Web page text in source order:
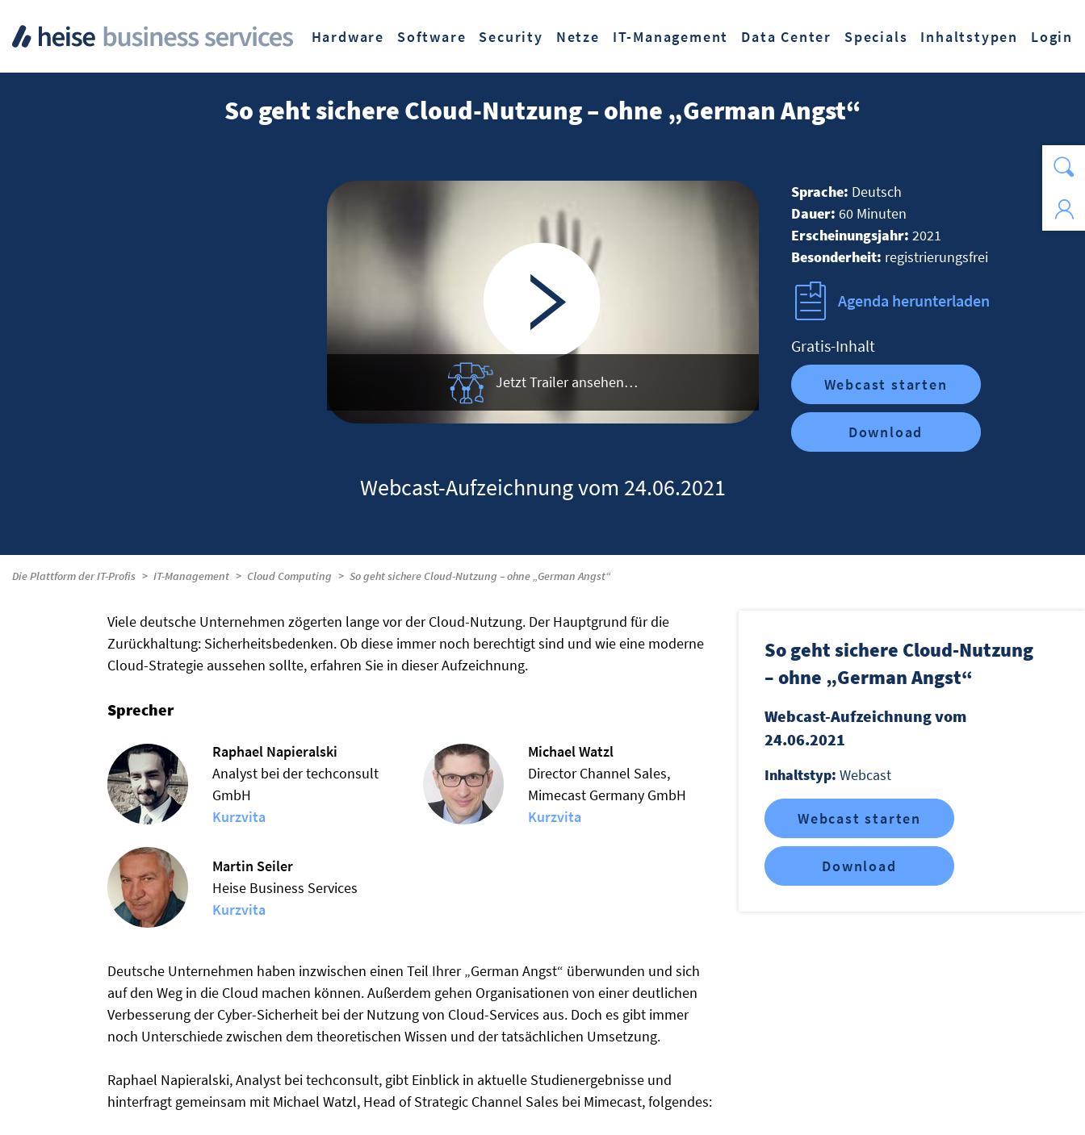
Hardware
Software Security Netze IT-Management Data Center Specials Inhaltstypen Login
So geht sichere Cloud-Nutzung – ohne „German Angst“
Jetzt Trailer ansehen…
Webcast-Aufzeichnung vom 24.06.2021
Sprache: Deutsch
Dauer: 60 Minuten
Erscheinungsjahr: 2021
Besonderheit: registrierungsfrei
Agenda herunterladen
Gratis-Inhalt
Webcast starten
Download
Die Plattform der IT-Profis IT-Management Cloud Computing So geht sichere Cloud-Nutzung – ohne „German Angst“
Viele deutsche Unternehmen zögerten lange vor der Cloud-Nutzung. Der Hauptgrund für die
Zurückhaltung: Sicherheitsbedenken. Ob diese immer noch berechtigt sind und wie eine moderne
Cloud-Strategie aussehen sollte, erfahren Sie in dieser Aufzeichnung.
Sprecher
Raphael Napieralski
Analyst bei der techconsult
GmbH
Kurzvita
Michael Watzl
Director Channel Sales,
Mimecast Germany GmbH
Kurzvita
Martin Seiler
Heise Business Services
Kurzvita
Deutsche Unternehmen haben inzwischen einen Teil Ihrer „German Angst“ überwunden und sich
auf den Weg in die Cloud machen können. Außerdem gehen Organisationen von einer deutlichen
Verbesserung der Cyber-Sicherheit bei der Nutzung von Cloud-Services aus. Doch es gibt immer
noch Unterschiede zwischen dem theoretischen Wissen und der tatsächlichen Umsetzung.
Raphael Napieralski, Analyst bei techconsult, gibt Einblick in aktuelle Studienergebnisse und
hinterfragt gemeinsam mit Michael Watzl, Head of Strategic Channel Sales bei Mimecast, folgendes:
So geht sichere Cloud-Nutzung
– ohne „German Angst“
Webcast-Aufzeichnung vom
24.06.2021
Inhaltstyp: Webcast
Webcast starten
Download